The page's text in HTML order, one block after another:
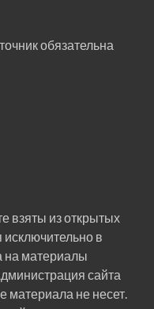
обязательна
взяты из открытых
исключительно в
на материалы
сайта
материала не несет.